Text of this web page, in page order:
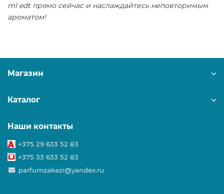
ml edt прямо сейчас и наслаждайтесь неповторимым
ароматом!
Магазин
Каталог
Наши контакты
+375 29 633 52 83
+375 33 633 52 83
parfumzakazi@yandex.ru